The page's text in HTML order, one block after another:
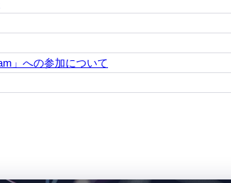
」への参加について